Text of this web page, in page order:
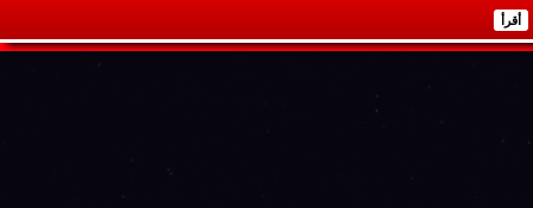
أقرأ